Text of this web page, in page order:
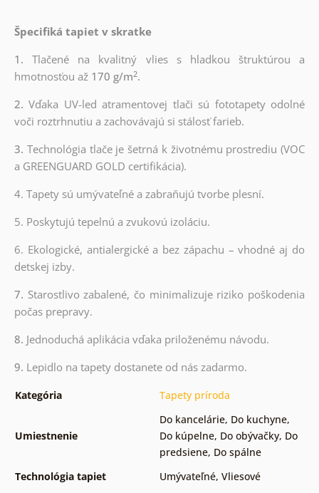
Špecifiká tapiet v skratke
1.Tlačené na kvalitný vlies s hladkou štruktúrou a
hmotnosťou až170 g/m2.
2.Vďaka UV-led atramentovej tlači sú fototapety odolné
voči roztrhnutiu a zachovávajú si stálosť farieb.
3. Technológia tlače je šetrná k životnému prostrediu (VOC
a GREENGUARD GOLD certifikácia).
4. Tapety sú umývateľné a zabraňujú tvorbe plesní.
5. Poskytujú tepelnú a zvukovú izoláciu.
6. Ekologické, antialergické a bez zápachu – vhodné aj do
detskej izby.
7. Starostlivo zabalené, čo minimalizuje riziko poškodenia
počas prepravy.
8. Jednoduchá aplikácia vďaka priloženému návodu.
9. Lepidlo na tapety dostanete od nás zadarmo.
Kategória Tapety príroda
Umiestnenie
Do kancelárie, Do kuchyne,
Do kúpelne, Do obývačky, Do
predsiene, Do spálne
Technológia tapiet
Umývateľné, Vliesové